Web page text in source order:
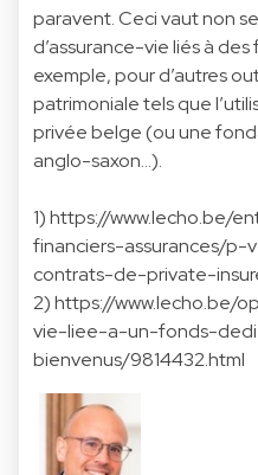
paravent. Ceci vaut non
d’assurance-vie liés à
exemple, pour d’autres
patrimoniale tels que
privée belge (ou une
anglo-saxon…).
1)https://www.lecho.be/
financiers-assurances/
contrats-de-private-
2)https://www.lecho.be/
vie-liee-a-un-fonds-
bienvenus/9814432.html